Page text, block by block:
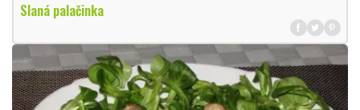
Slaná palačinka